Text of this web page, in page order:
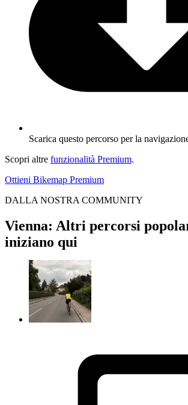
Scarica questo percorso per la
Scopri altre funzionalità Premium.
Ottieni Bikemap Premium
DALLA NOSTRA COMMUNITY
Vienna: Altri percorsi
iniziano qui